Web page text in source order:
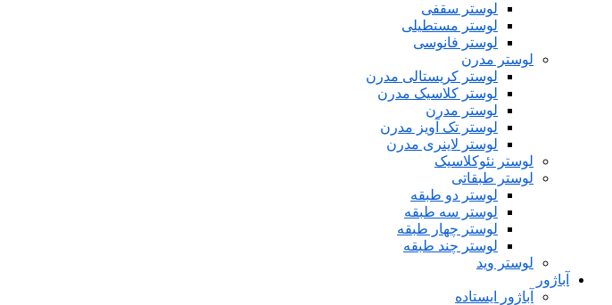
لوستر سقفی
لوستر مستطیلی
لوستر فانوسی
لوستر مدرن
لوستر کریستالی مدرن
لوستر کلاسیک مدرن
لوستر مدرن
لوستر تک آویز مدرن
لوستر لاینری مدرن
لوستر نئوکلاسیک
لوستر طبقاتی
لوستر دو طبقه
لوستر سه طبقه
لوستر چهار طبقه
لوستر چند طبقه
لوستر وید
آباژور
آباژور ایستاده